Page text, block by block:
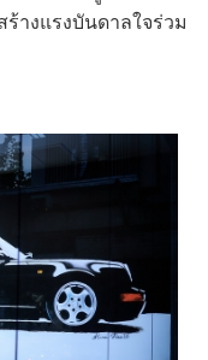
างแรงบันดาลใจร่วม